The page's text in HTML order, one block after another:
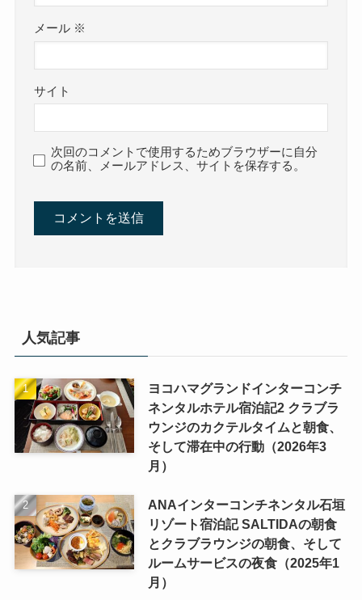
メール ※
サイト
次回のコメントで使用するためブラウザーに自分
の名前、メールアドレス、サイトを保存する。
人気記事
ヨコハマグランドインターコンチ
ネンタルホテル宿泊記2 クラブラ
ウンジのカクテルタイムと朝食、
そして滞在中の行動（2026年3
月）
ANAインターコンチネンタル石垣
リゾート宿泊記 SALTIDAの朝食
とクラブラウンジの朝食、そして
ルームサービスの夜食（2025年1
月）